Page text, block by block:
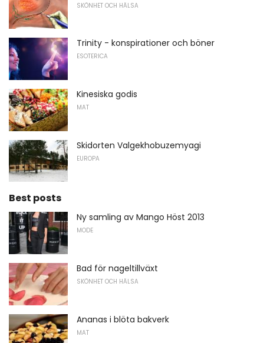
SKÖNHET OCH HÄLSA
Trinity - konspirationer och böner
ESOTERICA
Kinesiska godis
MAT
Skidorten Valgekhobuzemyagi
EUROPA
Best posts
Ny samling av Mango Höst 2013
MODE
Bad för nageltillväxt
SKÖNHET OCH HÄLSA
Ananas i blöta bakverk
MAT